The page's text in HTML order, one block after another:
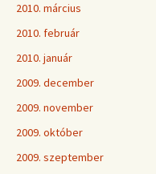
2010. március
2010. február
2010. január
2009. december
2009. november
2009. október
2009. szeptember